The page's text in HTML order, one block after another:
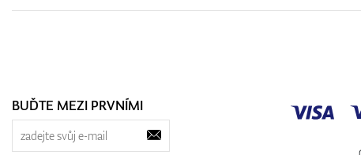
BUĎTE MEZI PRVNÍMI